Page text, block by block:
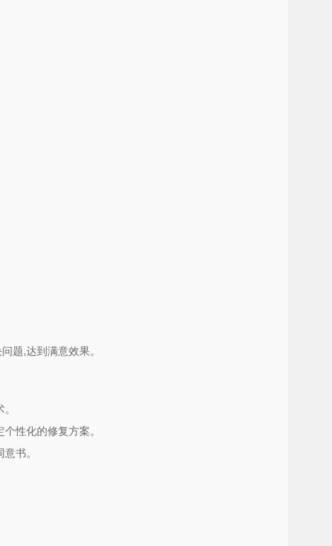
题,达到满意效果。
性化的修复方案。
书。